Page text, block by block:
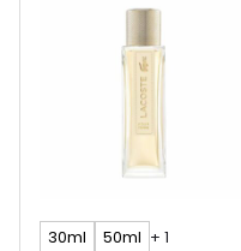
30ml 50ml + 1